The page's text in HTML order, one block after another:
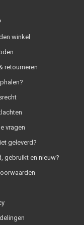
winkel
retourneren
vragen
geleverd?
gebruikt en nieuw?